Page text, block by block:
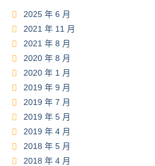
2025 年 6 月
2021 年 11 月
2021 年 8 月
2020 年 8 月
2020 年 1 月
2019 年 9 月
2019 年 7 月
2019 年 5 月
2019 年 4 月
2018 年 5 月
2018 年 4 月